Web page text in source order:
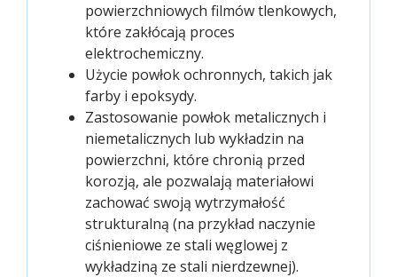
powierzchniowych filmów tlenkowych,
które zakłócają proces
elektrochemiczny.
Użycie powłok ochronnych, takich jak
farby i epoksydy.
Zastosowanie powłok metalicznych i
niemetalicznych lub wykładzin na
powierzchni, które chronią przed
korozją, ale pozwalają materiałowi
zachować swoją wytrzymałość
strukturalną (na przykład naczynie
ciśnieniowe ze stali węglowej z
wykładziną ze stali nierdzewnej).